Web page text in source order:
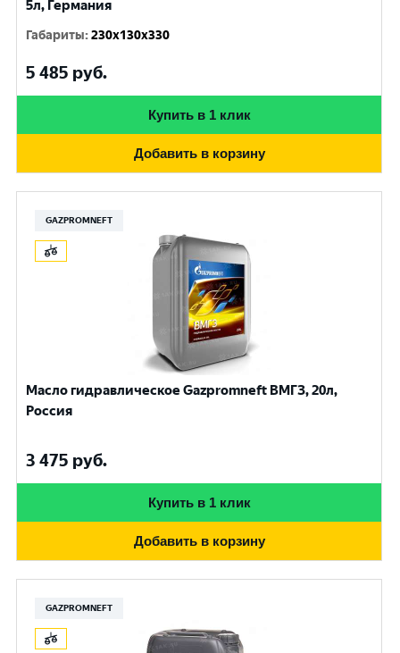
5л, Германия
Габариты:230x130x330
5 485 руб.
Купить в 1 клик
Добавить в корзину
GAZPROMNEFT
Масло гидравлическое Gazpromneft ВМГЗ, 20л,
Россия
3 475 руб.
Купить в 1 клик
Добавить в корзину
GAZPROMNEFT